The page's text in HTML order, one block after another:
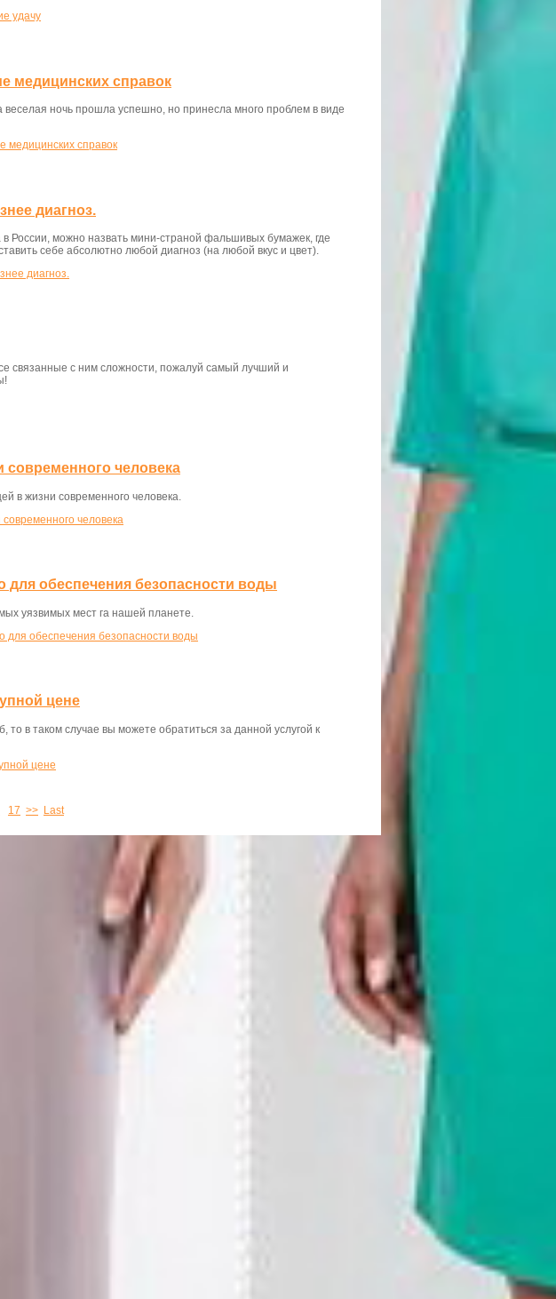
удачу
медицинских справок
ночь прошла успешно, но принесла много проблем в виде
справок
диагноз.
в России, можно назвать мини-страной фальшивых бумажек, где
себе абсолютно любой диагноз (на любой вкус и цвет).
диагноз.
связанные с ним сложности, пожалуй самый лучший и
современного человека
в жизни современного человека.
человека
обеспечения безопасности воды
уязвимых мест га нашей планете.
обеспечения безопасности воды
цене
то в таком случае вы можете обратиться за данной услугой к
цене
17 >> Last